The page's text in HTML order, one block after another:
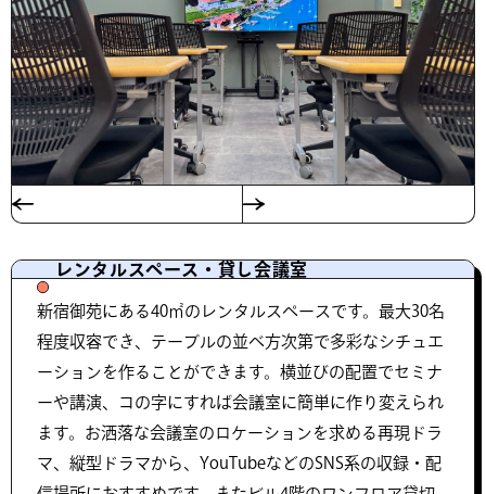
レンタルスペース・貸し会議室
新宿御苑にある40㎡のレンタルスペースです。最大30名
程度収容でき、テーブルの並べ方次第で多彩なシチュエ
ーションを作ることができます。横並びの配置でセミナ
ーや講演、コの字にすれば会議室に簡単に作り変えられ
ます。お洒落な会議室のロケーションを求める再現ドラ
マ、縦型ドラマから、YouTubeなどのSNS系の収録・配